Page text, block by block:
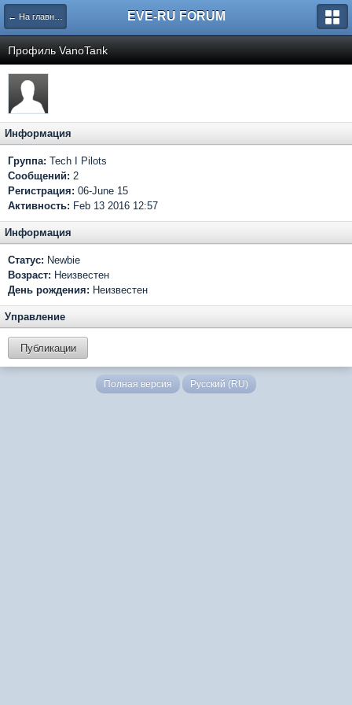
← На главную EVE-RU FORUM
Профиль VanoTank
Информация
Группа: Tech I Pilots
Сообщений: 2
Регистрация: 06-June 15
Активность: Feb 13 2016 12:57
Информация
Статус: Newbie
Возраст: Неизвестен
День рождения: Неизвестен
Управление
Публикации
Полная версия Русский (RU)